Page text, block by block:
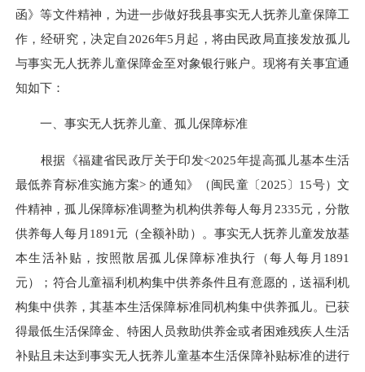
函》等文件精神，为进一步做好我县事实无人抚养儿童保障工
作，经研究，决定自2026年5月起，将由民政局直接发放孤儿
与事实无人抚养儿童保障金至对象银行账户。现将有关事宜通
知如下：
一、事实无人抚养儿童、孤儿保障标准
根据《福建省民政厅关于印发<2025年提高孤儿基本生活
最低养育标准实施方案> 的通知》（闽民童〔2025〕15号）文
件精神，孤儿保障标准调整为机构供养每人每月2335元，分散
供养每人每月1891元（全额补助）。事实无人抚养儿童发放基
本生活补贴，按照散居孤儿保障标准执行（每人每月1891
元）；符合儿童福利机构集中供养条件且有意愿的，送福利机
构集中供养，其基本生活保障标准同机构集中供养孤儿。已获
得最低生活保障金、特困人员救助供养金或者困难残疾人生活
补贴且未达到事实无人抚养儿童基本生活保障补贴标准的进行